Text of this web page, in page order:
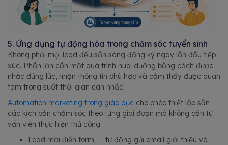
5. Ứng dụng tự động hóa trong chăm sóc tuyển sinh
Không phải mọi lead đều sẵn sàng đăng ký ngay lần đầu tiếp
xúc. Phần lớn cần một quá trình nuôi dưỡng bằng cách được
nhắc đúng lúc, nhận thông tin phù hợp và cảm thấy được quan
tâm trong suốt thời gian cân nhắc.
Automation marketing trong giáo dục cho phép thiết lập sẵn
các kịch bản chăm sóc theo từng giai đoạn mà không cần tư
vấn viên thực hiện thủ công:
Lead mới điền form → tự động gửi email giới thiệu và